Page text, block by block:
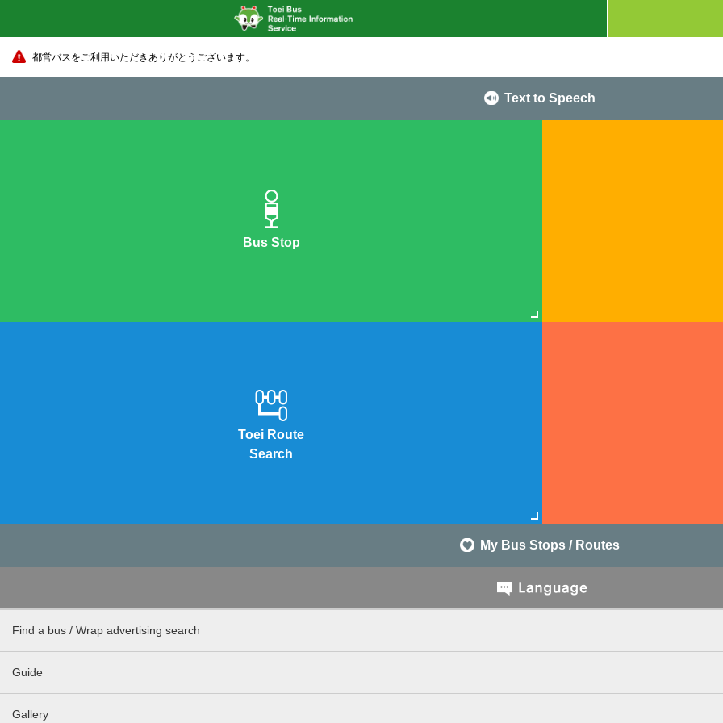
都営バスをご利用いただきありがとうございます。
Text to Speech
Bus Stop
Toei Route
Search
My Bus Stops / Routes
Find a bus / Wrap advertising search
Guide
Gallery